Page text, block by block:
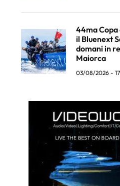
44ma Copa
il Bluenext
domani in
Maiorca
03/08/2026 -